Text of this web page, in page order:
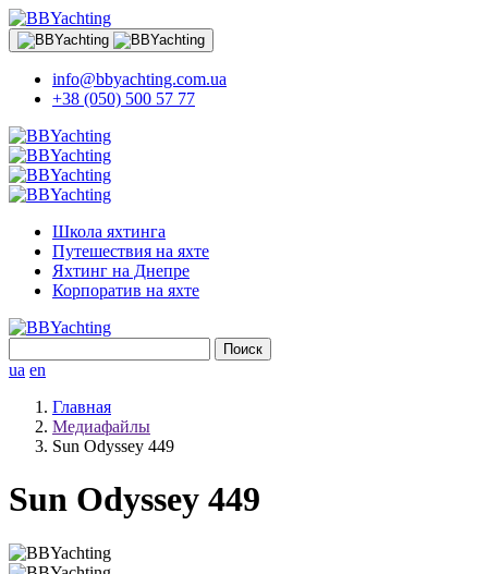
info@bbyachting.com.ua
+38 (050) 500 57 77
Школа яхтинга
Путешествия на яхте
Яхтинг на Днепре
Корпоратив на яхте
ua en
Главная
Медиафайлы
Sun Odyssey 449
Sun Odyssey 449